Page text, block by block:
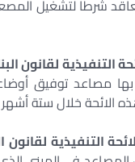
شرطا لتشغيل
مصاعد توفيق
الائحة خلال ستة أشهر